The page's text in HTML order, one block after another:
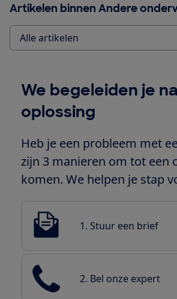
Artikelen binnen Andere
Alle artikelen
We begeleiden je
oplossing
Heb je een probleem met
zijn 3 manieren om tot een
komen. We helpen je stap
1. Stuur een brief
2. Bel onze expert